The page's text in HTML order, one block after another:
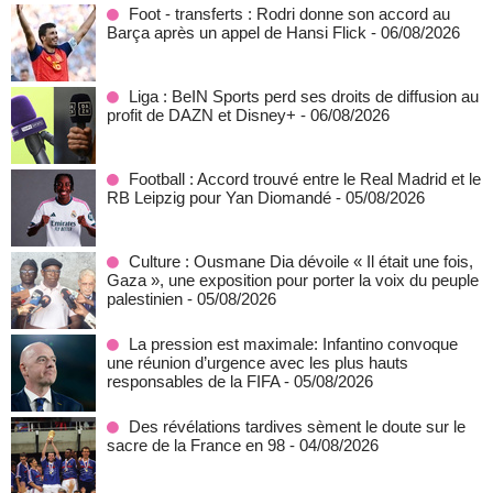
Foot - transferts : Rodri donne son accord au
Barça après un appel de Hansi Flick - 06/08/2026
Liga : BeIN Sports perd ses droits de diffusion au
profit de DAZN et Disney+ - 06/08/2026
Football : Accord trouvé entre le Real Madrid et le
RB Leipzig pour Yan Diomandé - 05/08/2026
Culture : Ousmane Dia dévoile « Il était une fois,
Gaza », une exposition pour porter la voix du peuple
palestinien - 05/08/2026
La pression est maximale: Infantino convoque
une réunion d’urgence avec les plus hauts
responsables de la FIFA - 05/08/2026
Des révélations tardives sèment le doute sur le
sacre de la France en 98 - 04/08/2026